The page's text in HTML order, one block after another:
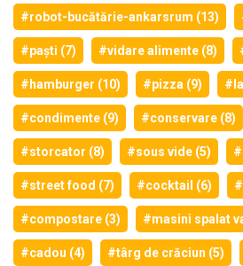
#robot-bucătărie-ankarsrum (13)
#paști (7) #vidare alimente (8)
#hamburger (10) #pizza (9)
#condimente (9) #conservare (8)
#storcator (8) #sous vide (5)
#street food (7) #cocktail (6)
#compostare (3) #masini spalat
#cadou (4) #târg de crăciun (5)